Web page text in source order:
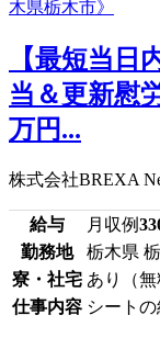
【最短当日
当＆更新慰
万円...
株式会社BREXA
給与 月収例
勤務地
栃木県
寮・社宅 あり（無
仕事内容 シート